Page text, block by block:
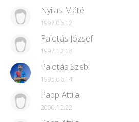
Nyilas Máté
1997.06.12
Palotás József
1997.12.18
Palotás Szebi
1995.06.14
Papp Attila
2000.12.22